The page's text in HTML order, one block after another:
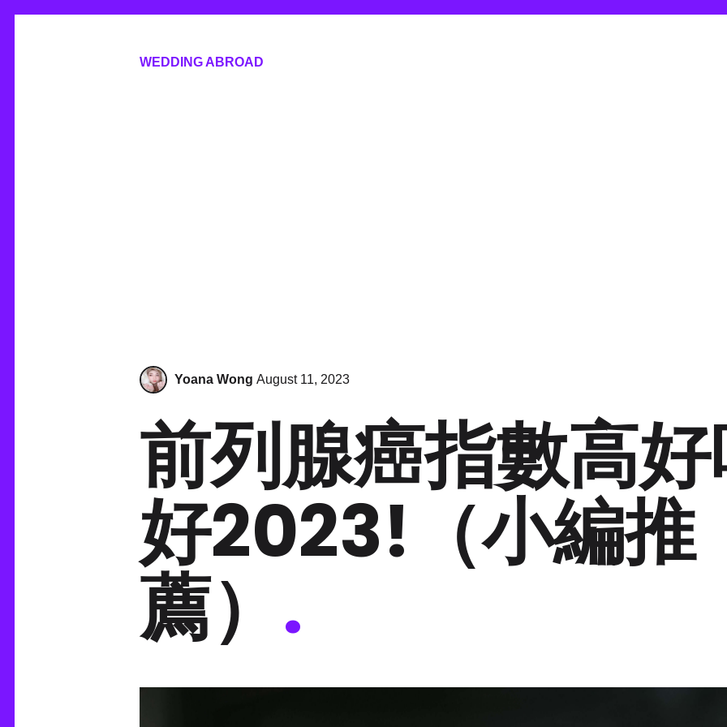
WEDDING ABROAD
Yoana Wong August 11, 2023
前列腺癌指數高
好2023!（小編推
薦） .